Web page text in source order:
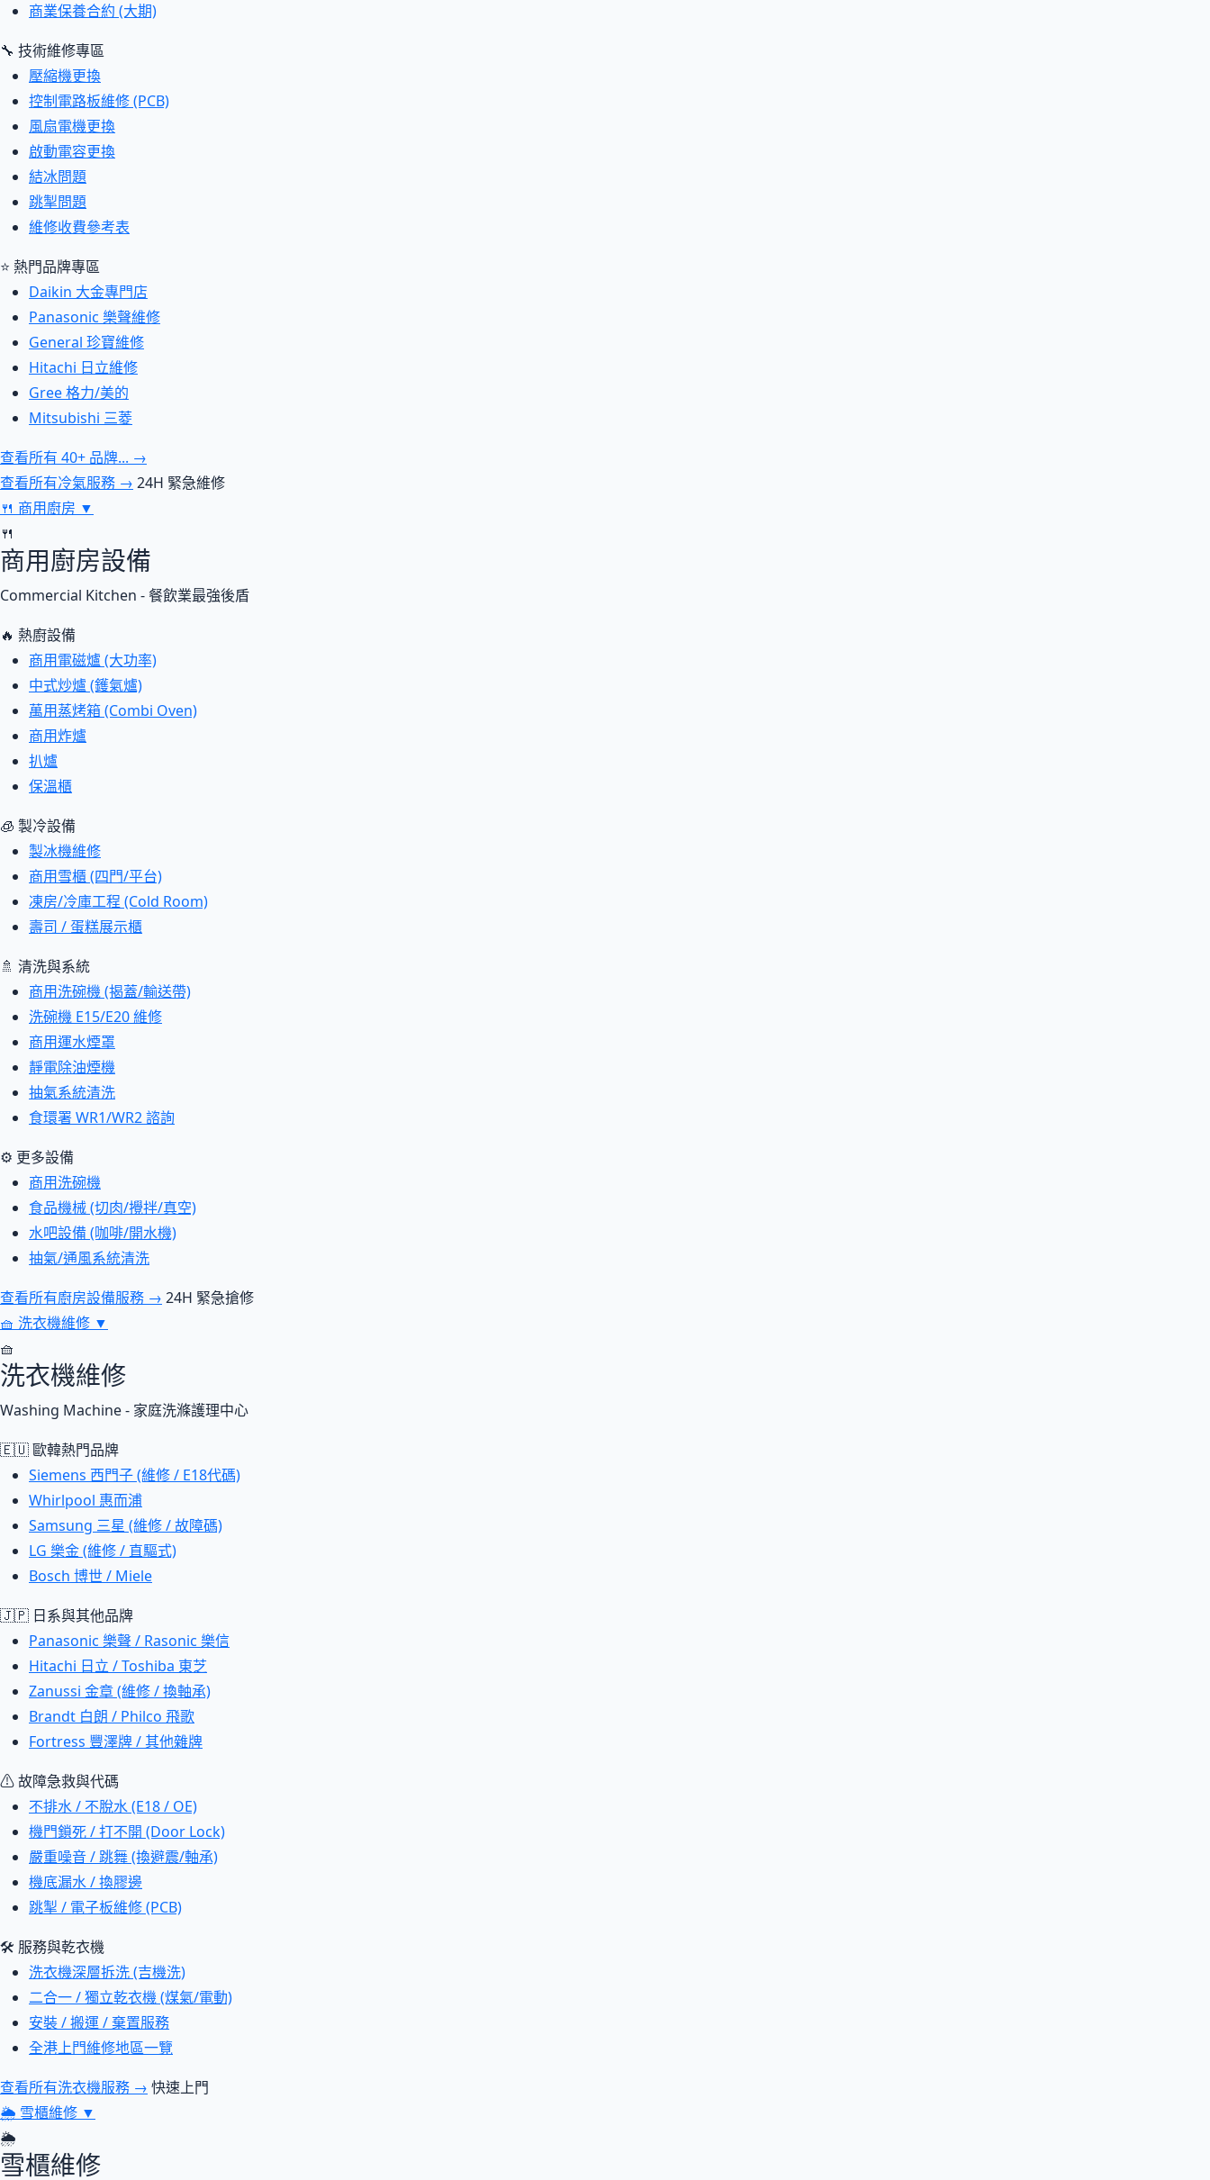
商業保養合約 (大期)
🔧 技術維修專區
壓縮機更換
控制電路板維修 (PCB)
風扇電機更換
啟動電容更換
結冰問題
跳掣問題
維修收費參考表
⭐ 熱門品牌專區
Daikin 大金專門店
Panasonic 樂聲維修
General 珍寶維修
Hitachi 日立維修
Gree 格力/美的
Mitsubishi 三菱
查看所有 40+ 品牌... →
查看所有冷氣服務 → 24H 緊急維修
🍴 商用廚房 ▼
🍴
商用廚房設備
Commercial Kitchen - 餐飲業最強後盾
🔥 熱廚設備
商用電磁爐 (大功率)
中式炒爐 (鑊氣爐)
萬用蒸烤箱 (Combi Oven)
商用炸爐
扒爐
保溫櫃
🧊 製冷設備
製冰機維修
商用雪櫃 (四門/平台)
凍房/冷庫工程 (Cold Room)
壽司 / 蛋糕展示櫃
🚿 清洗與系統
商用洗碗機 (揭蓋/輸送帶)
洗碗機 E15/E20 維修
商用運水煙罩
靜電除油煙機
抽氣系統清洗
食環署 WR1/WR2 諮詢
⚙ 更多設備
商用洗碗機
食品機械 (切肉/攪拌/真空)
水吧設備 (咖啡/開水機)
抽氣/通風系統清洗
查看所有廚房設備服務 → 24H 緊急搶修
🧺 洗衣機維修 ▼
🧺
洗衣機維修
Washing Machine - 家庭洗滌護理中心
🇪🇺 歐韓熱門品牌
Siemens 西門子 (維修 / E18代碼)
Whirlpool 惠而浦
Samsung 三星 (維修 / 故障碼)
LG 樂金 (維修 / 直驅式)
Bosch 博世 / Miele
🇯🇵 日系與其他品牌
Panasonic 樂聲 / Rasonic 樂信
Hitachi 日立 / Toshiba 東芝
Zanussi 金章 (維修 / 換軸承)
Brandt 白朗 / Philco 飛歌
Fortress 豐澤牌 / 其他雜牌
⚠ 故障急救與代碼
不排水 / 不脫水 (E18 / OE)
機門鎖死 / 打不開 (Door Lock)
嚴重噪音 / 跳舞 (換避震/軸承)
機底漏水 / 換膠邊
跳掣 / 電子板維修 (PCB)
🛠 服務與乾衣機
洗衣機深層拆洗 (吉機洗)
二合一 / 獨立乾衣機 (煤氣/電動)
安裝 / 搬運 / 棄置服務
全港上門維修地區一覽
查看所有洗衣機服務 → 快速上門
🌦 雪櫃維修 ▼
🌦
雪櫃維修